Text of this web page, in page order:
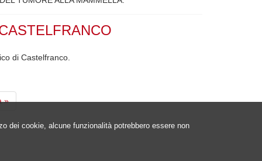
di Castelfranco.
»
dei cookie, alcune funzionalità potrebbero essere non